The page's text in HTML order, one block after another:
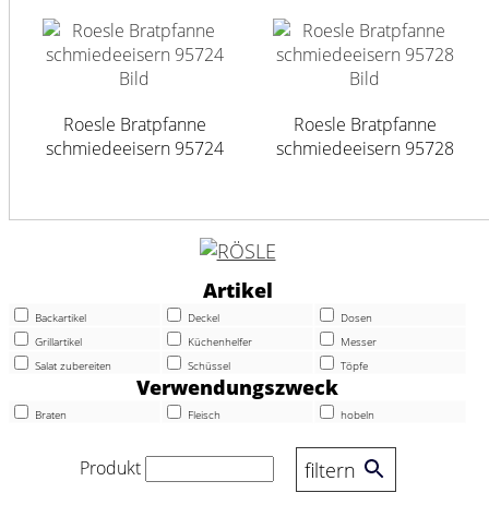
Roesle Bratpfanne
schmiedeeisern 95724
Roesle Bratpfanne
schmiedeeisern 95728
Artikel
Backartikel Deckel
Dosen
Grillartikel
Küchenhelfer
Messer
Salat zubereiten
Schüssel Töpfe
Verwendungszweck
Braten Fleisch hobeln
Produkt filtern